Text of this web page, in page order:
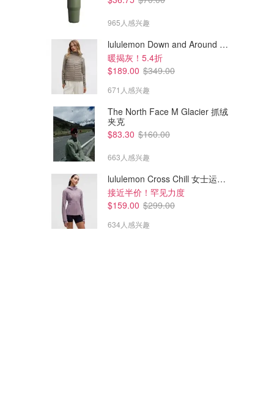
965人感兴趣
lululemon Down and Around 羽绒夹克
暖揭灰！5.4折
$189.00 $349.00
671人感兴趣
The North Face M Glacier 抓绒
夹克
$83.30 $160.00
663人感兴趣
lululemon Cross Chill 女士运动外套
接近半价！罕见力度
$159.00 $299.00
634人感兴趣